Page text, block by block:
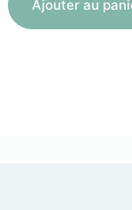
Ajouter au